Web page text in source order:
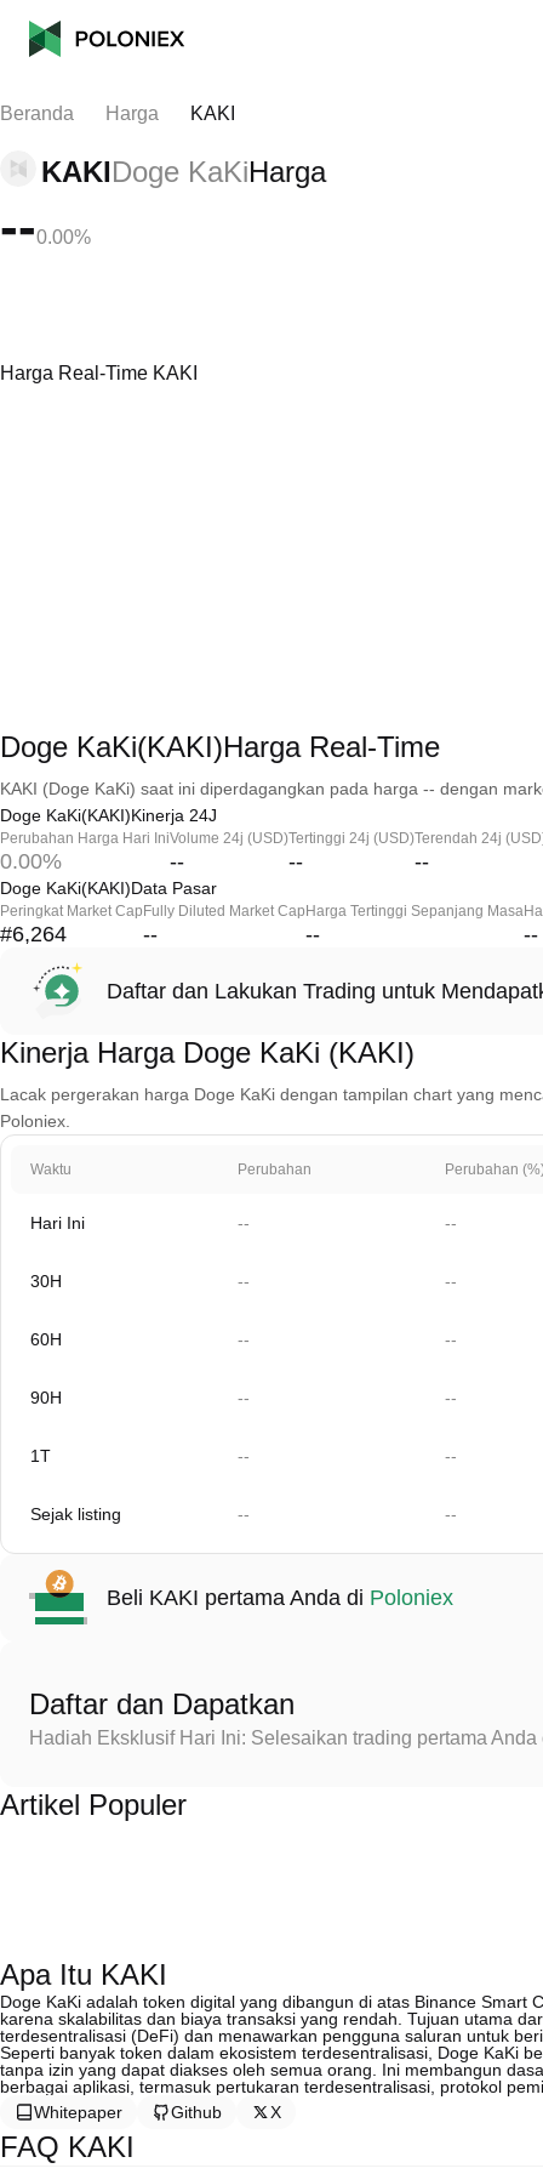
Beranda Harga KAKI
KAKIDoge KaKiHarga
--0.00%
Harga Real-Time KAKI
Doge KaKi(KAKI)Harga Real-Time
KAKI (Doge KaKi) saat ini diperdagangkan pada harga -- dengan
Doge KaKi(KAKI)Kinerja 24J
Perubahan Harga Hari Ini
0.00%
Volume 24j (USD)
--
Tertinggi 24j (USD)
--
Terendah 24j
--
Doge KaKi(KAKI)Data Pasar
Peringkat Market Cap
#6,264
Fully Diluted Market Cap
--
Harga Tertinggi Sepanjang Masa
-- --
Daftar dan Lakukan Trading untuk
Kinerja Harga Doge KaKi (KAKI)
Lacak pergerakan harga Doge KaKi dengan tampilan chart yang
Poloniex.
Waktu Perubahan Perubahan
Hari Ini -- --
30H -- --
60H -- --
90H -- --
1T -- --
Sejak listing -- --
Beli KAKI pertama Anda di Poloniex
Daftar dan Dapatkan
Hadiah Eksklusif Hari Ini: Selesaikan trading pertama
Artikel Populer
Apa Itu KAKI
Doge KaKi adalah token digital yang dibangun di atas Binance
karena skalabilitas dan biaya transaksi yang rendah. Tujuan utama
terdesentralisasi (DeFi) dan menawarkan pengguna saluran untuk
Seperti banyak token dalam ekosistem terdesentralisasi, Doge KaKi
tanpa izin yang dapat diakses oleh semua orang. Ini membangun
berbagai aplikasi, termasuk pertukaran terdesentralisasi, protokol
Whitepaper
Github X
FAQ KAKI